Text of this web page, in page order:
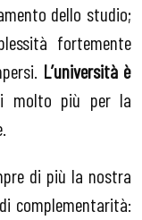
dello studio;
fortemente
L’università è
molto più per la
di più la nostra
complementarità: